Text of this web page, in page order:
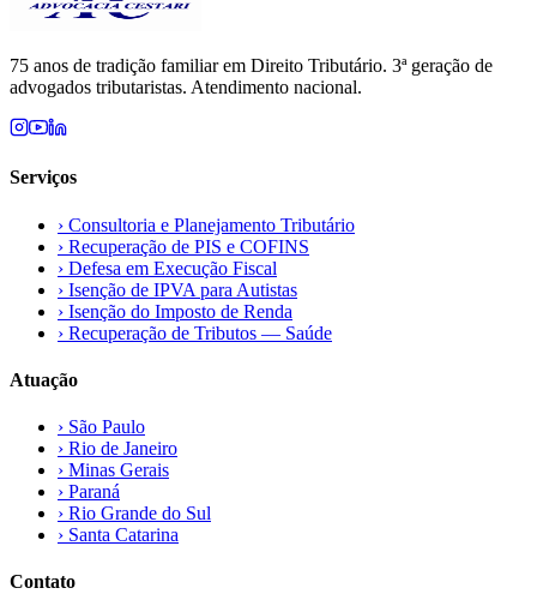
75 anos de tradição familiar em Direito Tributário. 3ª geração de
advogados tributaristas. Atendimento nacional.
Serviços
› Consultoria e Planejamento Tributário
› Recuperação de PIS e COFINS
› Defesa em Execução Fiscal
› Isenção de IPVA para Autistas
› Isenção do Imposto de Renda
› Recuperação de Tributos — Saúde
Atuação
› São Paulo
› Rio de Janeiro
› Minas Gerais
› Paraná
› Rio Grande do Sul
› Santa Catarina
Contato